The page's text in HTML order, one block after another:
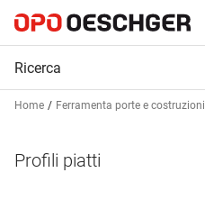
Home Ferramenta porte e costruzioni
Profili piatti